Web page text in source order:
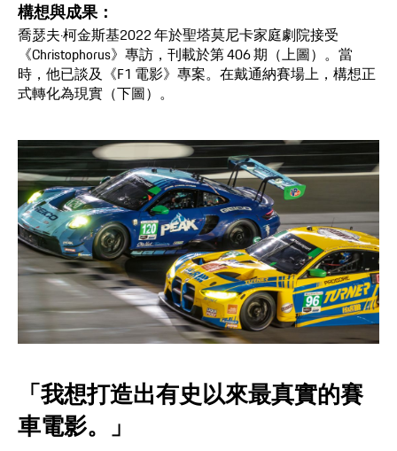
構想與成果：
喬瑟夫·柯金斯基2022 年於聖塔莫尼卡家庭劇院接受
《Christophorus》專訪，刊載於第 406 期（上圖）。當
時，他已談及《F1 電影》專案。在戴通納賽場上，構想正
式轉化為現實（下圖）。
「我想打造出有史以來最真實的賽
車電影。」